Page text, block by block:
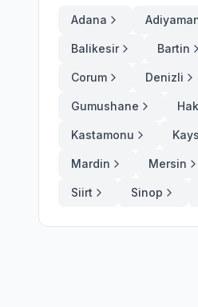
Adana
Balikesir Bartin
Corum Denizli
Gumushane
Kastamonu
Mardin Mersin
Siirt Sinop